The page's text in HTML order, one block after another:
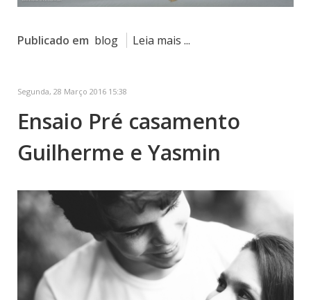
Publicado em blog Leia mais ...
Segunda, 28 Março 2016 15:38
Ensaio Pré casamento
Guilherme e Yasmin